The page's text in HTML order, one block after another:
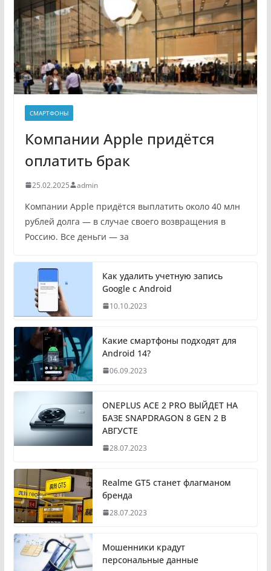
СМАРТФОНЫ
Компании Apple придётся
оплатить брак
25.02.2025 admin
Компании Apple придётся выплатить около 40 млн
рублей долга — в случае своего возвращения в
Россию. Все деньги — за
Как удалить учетную запись
Google с Android
10.10.2023
Какие смартфоны подходят для
Android 14?
06.09.2023
ONEPLUS ACE 2 PRO ВЫЙДЕТ НА
БАЗЕ SNAPDRAGON 8 GEN 2 В
АВГУСТЕ
28.07.2023
Realme GT5 станет флагманом
бренда
28.07.2023
Мошенники крадут
персональные данные